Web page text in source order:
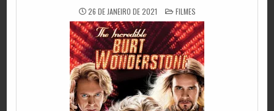
26 DE JANEIRO DE 2021 POSTED
IN
FILMES